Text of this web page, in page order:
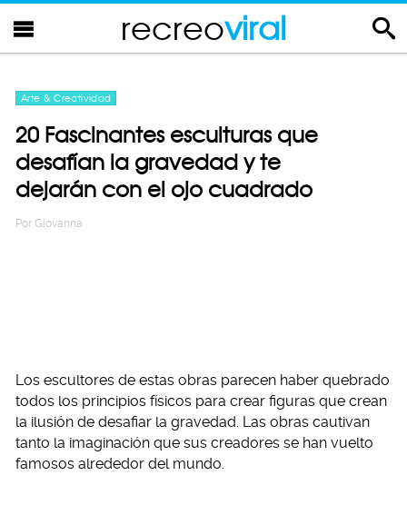
recreoviral
Arte & Creatividad
20 Fascinantes esculturas que
desafían la gravedad y te
dejarán con el ojo cuadrado
Por Giovanna
Los escultores de estas obras parecen haber quebrado
todos los principios físicos para crear figuras que crean
la ilusión de desafiar la gravedad. Las obras cautivan
tanto la imaginación que sus creadores se han vuelto
famosos alrededor del mundo.